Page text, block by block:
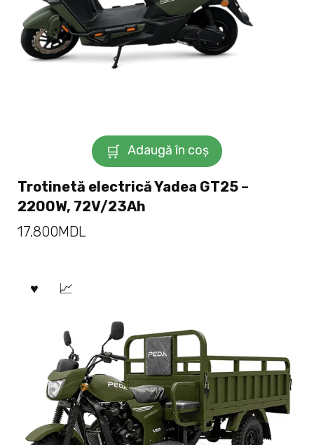
Adaugă în coș
Trotinetă electrică Yadea GT25 –
2200W, 72V/23Ah
17.800MDL